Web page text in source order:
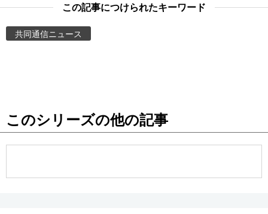
東京
この記事につけられたキーワード
共同通信ニュース
このシリーズの他の記事